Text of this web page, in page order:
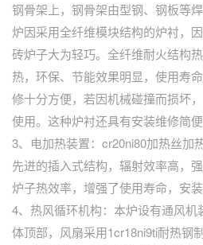
钢骨架上，钢骨架由型钢、钢板等
炉因采用全纤维模块结构的炉衬，
砖炉子大为轻巧。全纤维耐火结构
热，环保、节能效果明显，使用寿
修十分方便，若因机械碰撞而损坏
使用。这种炉衬还具有安装维修简
3、电加热装置：cr20ni80加热丝加
先进的插入式结构，辐射效率高，
炉子热效率，增强了使用寿命，安装
4、热风循环机构：本炉设有通风
体顶部，风扇采用1cr18ni9ti耐热钢